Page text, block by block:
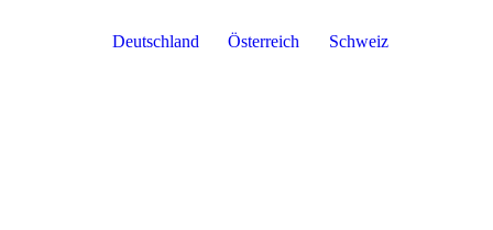
Deutschland Österreich Schweiz